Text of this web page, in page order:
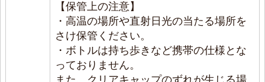
【保管上の注意】
・高温の場所や直射日光の当たる場所を
さけ保管ください。
・ボトルは持ち歩きなど携帯の仕様とな
っておりません。